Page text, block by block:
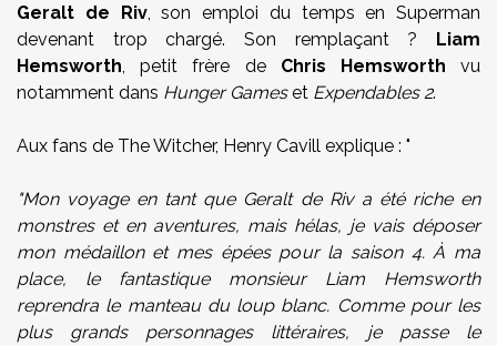
Geralt de Riv, son emploi du temps en Superman
devenant trop chargé. Son remplaçant ? Liam
Hemsworth, petit frère de Chris Hemsworth vu
notamment dans Hunger Gameset Expendables 2.
Aux fans de The Witcher, Henry Cavill explique : "
"Mon voyage en tant que Geralt de Riv a été riche en
monstres et en aventures, mais hélas, je vais déposer
mon médaillon et mes épées pour la saison 4. À ma
place, le fantastique monsieur Liam Hemsworth
reprendra le manteau du loup blanc. Comme pour les
plus grands personnages littéraires, je passe le